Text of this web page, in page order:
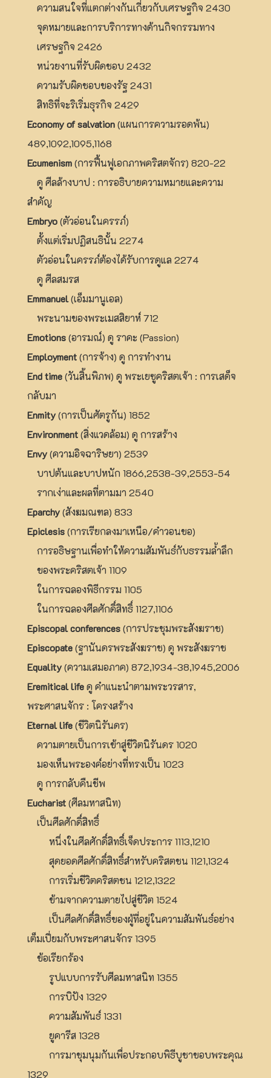
ความสนใจที่แตกต่างกันเกี่ยวกับเศรษฐกิจ 2430
จุดหมายและการบริการทางด้านกิจกรรมทาง
เศรษฐกิจ 2426
หน่วยงานที่รับผิดชอบ 2432
ความรับผิดชอบของรัฐ 2431
สิทธิที่จะริเริ่มธุรกิจ 2429
Economy of salvation(แผนการความรอดพ้น)
489,1092,1095,1168
Ecumenism(การฟื้นฟูเอกภาพคริสตจักร) 820-22
ดู ศีลล้างบาป : การอธิบายความหมายและความ
สำคัญ
Embryo(ตัวอ่อนในครรภ์)
ตั้งแต่เริ่มปฏิสนธินั้น 2274
ตัวอ่อนในครรภ์ต้องได้รับการดูแล 2274
ดู ศีลสมรส
Emmanuel(เอ็มมานูเอล)
พระนามของพระเมสสิยาห์ 712
Emotions(อารมณ์) ดู ราคะ (Passion)
Employment(การจ้าง) ดู การทำงาน
End time(วันสิ้นพิภพ) ดู พระเยซูคริสตเจ้า : การเสด็จ
กลับมา
Enmity(การเป็นศัตรูกัน) 1852
Environment(สิ่งแวดล้อม) ดู การสร้าง
Envy(ความอิจฉาริษยา) 2539
บาปต้นและบาปหนัก 1866,2538-39,2553-54
รากเง่าและผลที่ตามมา 2540
Eparchy(สังฆมณฑล) 833
Epiclesis(การเรียกลงมาเหนือ/คำวอนขอ)
การอธิษฐานเพื่อทำให้ความสัมพันธ์กับธรรมล้ำลึก
ของพระคริสตเจ้า 1109
ในการฉลองพิธีกรรม 1105
ในการฉลองศีลศักดิ์สิทธิ์ 1127,1106
Episcopal conferences(การประชุมพระสังฆราช)
Episcopate(ฐานันดรพระสังฆราช) ดู พระสังฆราช
Equality(ความเสมอภาค) 872,1934-38,1945,2006
Eremitical lifeดู คำแนะนำตามพระวรสาร,
พระศาสนจักร : โครงสร้าง
Eternal life(ชีวิตนิรันดร)
ความตายเป็นการเข้าสู่ชีวิตนิรันดร 1020
มองเห็นพระองค์อย่างที่ทรงเป็น 1023
ดู การกลับคืนชีพ
Eucharist(ศีลมหาสนิท)
เป็นศีลศักดิ์สิทธิ์
หนึ่งในศีลศักดิ์สิทธิ์เจ็ดประการ 1113,1210
สุดยอดศีลศักดิ์สิทธิ์สำหรับคริสตชน 1121,1324
การเริ่มชีวิตคริสตชน 1212,1322
ข้ามจากความตายไปสู่ชีวิต 1524
เป็นศีลศักดิ์สิทธิ์ของผู้ที่อยู่ในความสัมพันธ์อย่าง
เต็มเปี่ยมกับพระศาสนจักร 1395
ข้อเรียกร้อง
รูปแบบการรับศีลมหาสนิท 1355
การบิปัง 1329
ความสัมพันธ์ 1331
ยูคารีส 1328
การมาชุมนุมกันเพื่อประกอบพิธีบูชาขอบพระคุณ
1329